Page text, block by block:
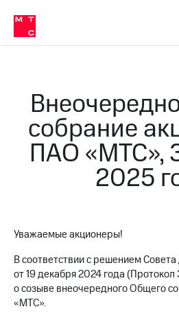
Медиа-центр
и акционерам
Устойчивое развитие
Комплаенс и деловая этика
компании
в МТС
История
компании
Руководство
региона
Медиа-центр
Пресс-
Пресс-
релизы
МТС
о технологиях
собрание
ПАО «МТС»,
2025
Уважаемые акционеры!
В соответствии с решением
от 19 декабря 2024 года
о созыве внеочередного Общего
«МТС».